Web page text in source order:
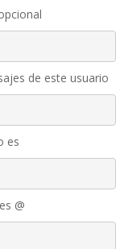
de este usuario
es
@